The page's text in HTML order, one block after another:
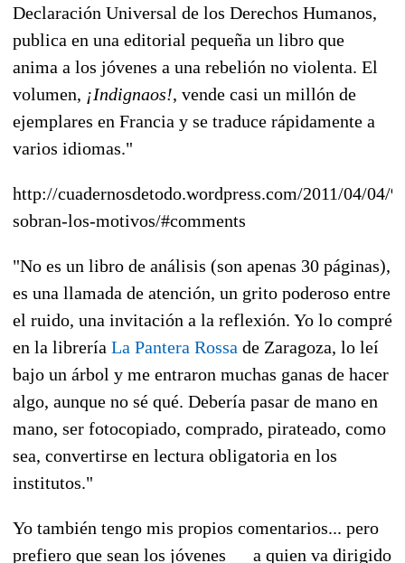
Declaración Universal de los Derechos Humanos,
publica en una editorial pequeña un libro que
anima a los jóvenes a una rebelión no violenta. El
volumen, ¡Indignaos!, vende casi un millón de
ejemplares en Francia y se traduce rápidamente a
varios idiomas."
http://cuadernosdetodo.wordpress.com/2011/04/04/
sobran-los-motivos/#comments
"No es un libro de análisis (son apenas 30 páginas),
es una llamada de atención, un grito poderoso entre
el ruido, una invitación a la reflexión. Yo lo compré
en la librería La Pantera Rossa de Zaragoza, lo leí
bajo un árbol y me entraron muchas ganas de hacer
algo, aunque no sé qué. Debería pasar de mano en
mano, ser fotocopiado, comprado, pirateado, como
sea, convertirse en lectura obligatoria en los
institutos."
Yo también tengo mis propios comentarios... pero
prefiero que sean los jóvenes __ a quien va dirigido